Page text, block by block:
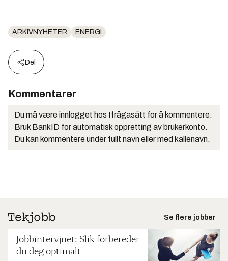
ARKIVNYHETER ENERGI
Del
Kommentarer
Du må være innlogget hos Ifrågasätt for å kommentere.
Bruk BankID for automatisk oppretting av brukerkonto.
Du kan kommentere under fullt navn eller med kallenavn.
Se flere jobber
Jobbintervjuet: Slik forbereder
du deg optimalt